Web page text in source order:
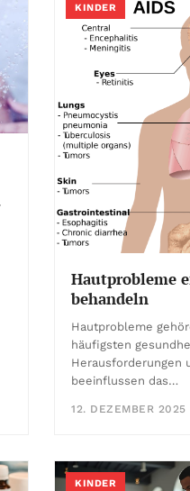
KINDER
Hautprobleme
behandeln
Hautprobleme
häufigsten
Herausforderungen
beeinflussen das…
12. DEZEMBER 2025
KINDER